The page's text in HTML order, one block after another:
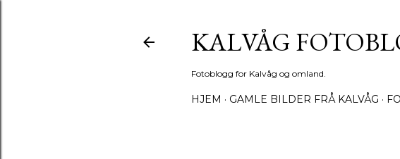
KALVÅG
Fotoblogg for Kalvåg og omland.
HJEM GAMLE BILDER FRÅ KALVÅG